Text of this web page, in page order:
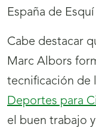
España de
Cabe destacar
Marc Albors
tecnificación de
Deportes para
el buen trabajo